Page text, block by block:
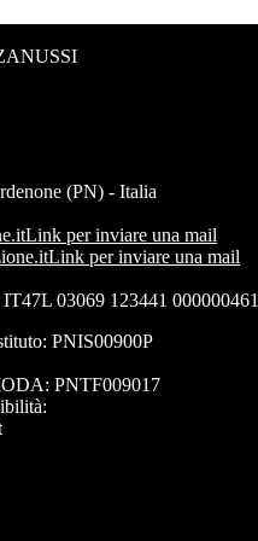
(PN) - Italia
Link per inviare una mail
Link per inviare una mail
03069 123441
PNIS00900P
PNTF009017